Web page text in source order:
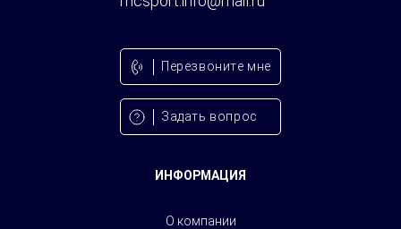
ИНФОРМАЦИЯ
О компании
Перезвонитe мне
Задать вопрос